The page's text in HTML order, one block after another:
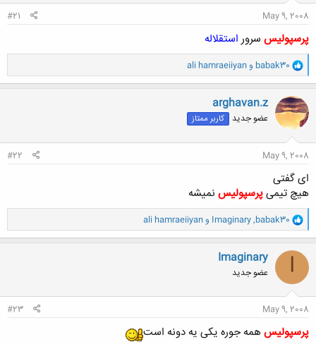
May 9, 2008
#21
پرسپولیس سروراستقلاله
و
ا
ک
ن
ش
ه
ا
babak30 وali hamraeiiyan
arghavan.z
عضو جدید کاربر ممتاز
May 9, 2008
#22
ای گفتی
هیچ تیمیپرسپولیس نمیشه
و
ا
ک
ن
ا
babak30
,
Imaginary و ali hamraeiiyan
I
Imaginary
عضو جدید
May 9, 2008
#23
پرسپولیسهمه جوره یکی یه دونه است